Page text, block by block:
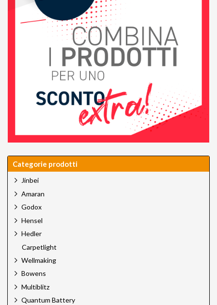
Categorie prodotti
Jinbei
Amaran
Godox
Hensel
Hedler
Carpetlight
Wellmaking
Bowens
Multiblitz
Quantum Battery